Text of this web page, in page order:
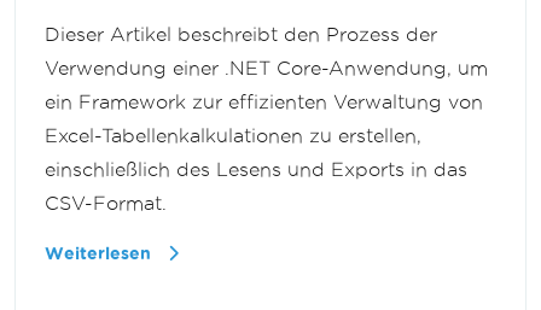
Dieser Artikel beschreibt den Prozess der
Verwendung einer .NET Core-Anwendung, um
ein Framework zur effizienten Verwaltung von
Excel-Tabellenkalkulationen zu erstellen,
einschließlich des Lesens und Exports in das
CSV-Format.
Weiterlesen